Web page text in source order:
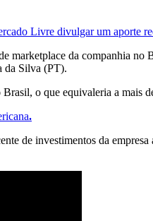
Livre divulgar um aporte
marketplace da companhia
da Silva (PT).
o que equivaleria a mais
.
de investimentos da